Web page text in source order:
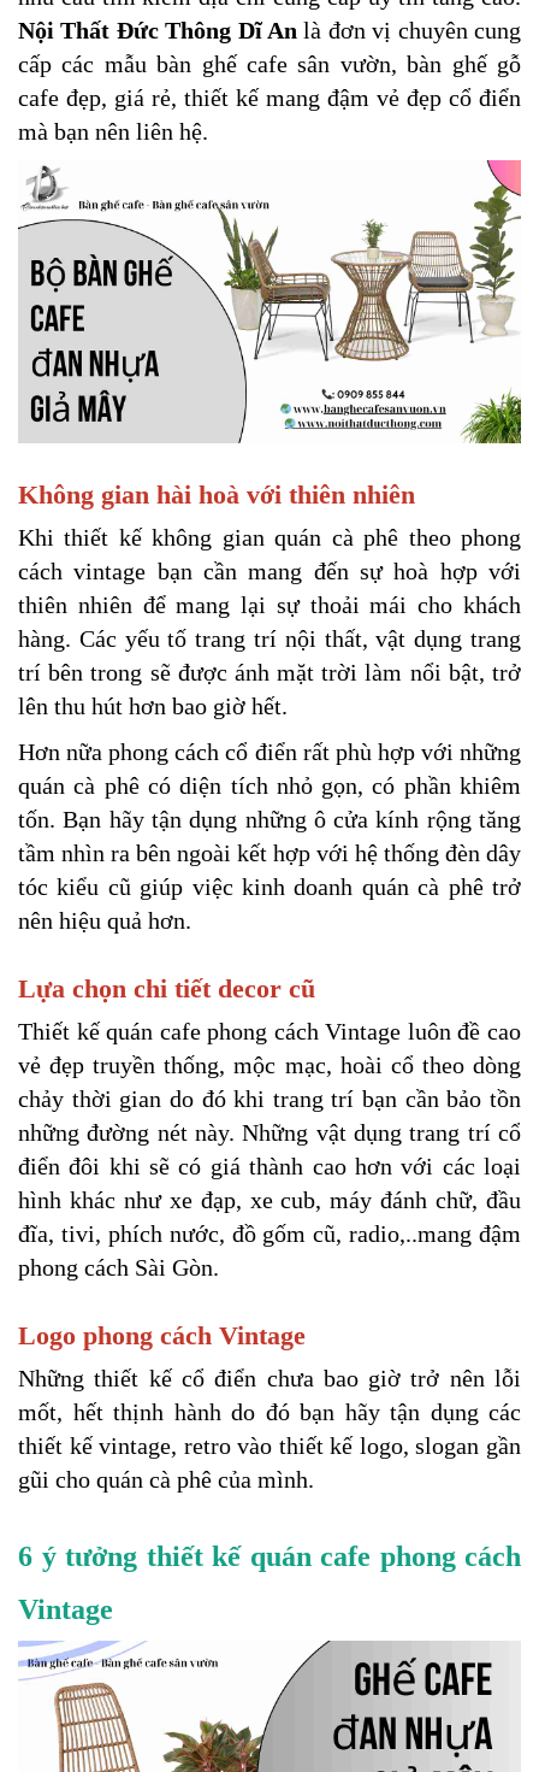
Nội Thất Đức Thông Dĩ An là đơn vị chuyên cung
cấp các mẫu bàn ghế cafe sân vườn, bàn ghế gỗ
cafe đẹp, giá rẻ, thiết kế mang đậm vẻ đẹp cổ điển
mà bạn nên liên hệ.
Không gian hài hoà với thiên nhiên
Khi thiết kế không gian quán cà phê theo phong
cách vintage bạn cần mang đến sự hoà hợp với
thiên nhiên để mang lại sự thoải mái cho khách
hàng. Các yếu tố trang trí nội thất, vật dụng trang
trí bên trong sẽ được ánh mặt trời làm nổi bật, trở
lên thu hút hơn bao giờ hết.
Hơn nữa phong cách cổ điển rất phù hợp với những
quán cà phê có diện tích nhỏ gọn, có phần khiêm
tốn. Bạn hãy tận dụng những ô cửa kính rộng tăng
tầm nhìn ra bên ngoài kết hợp với hệ thống đèn dây
tóc kiểu cũ giúp việc kinh doanh quán cà phê trở
nên hiệu quả hơn.
Lựa chọn chi tiết decor cũ
Thiết kế quán cafe phong cách Vintage luôn đề cao
vẻ đẹp truyền thống, mộc mạc, hoài cổ theo dòng
chảy thời gian do đó khi trang trí bạn cần bảo tồn
những đường nét này. Những vật dụng trang trí cổ
điển đôi khi sẽ có giá thành cao hơn với các loại
hình khác như xe đạp, xe cub, máy đánh chữ, đầu
đĩa, tivi, phích nước, đồ gốm cũ, radio,..mang đậm
phong cách Sài Gòn.
Logo phong cách Vintage
Những thiết kế cổ điển chưa bao giờ trở nên lỗi
mốt, hết thịnh hành do đó bạn hãy tận dụng các
thiết kế vintage, retro vào thiết kế logo, slogan gần
gũi cho quán cà phê của mình.
6 ý tưởng thiết kế quán cafe phong cách
Vintage